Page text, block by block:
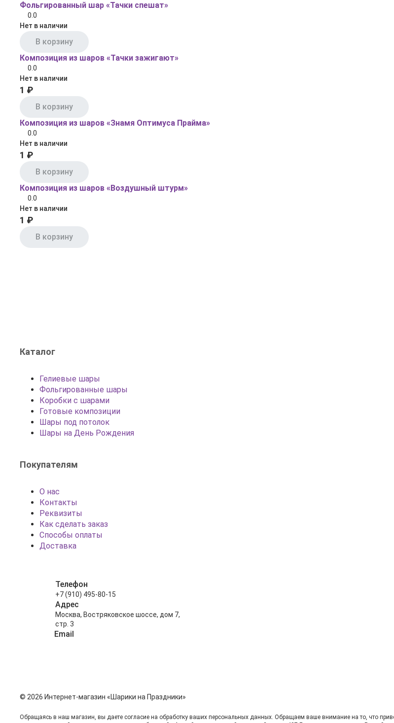
Фольгированный шар «Тачки спешат»
0.0
Нет в наличии
В корзину
Композиция из шаров «Тачки зажигают»
0.0
Нет в наличии
1 ₽
В корзину
Композиция из шаров «Знамя Оптимуса Прайма»
0.0
Нет в наличии
1 ₽
В корзину
Композиция из шаров «Воздушный штурм»
0.0
Нет в наличии
1 ₽
В корзину
Каталог
Гелиевые шары
Фольгированные шары
Коробки с шарами
Готовые композиции
Шары под потолок
Шары на День Рождения
Покупателям
О нас
Контакты
Реквизиты
Как сделать заказ
Способы оплаты
Доставка
Телефон
+7 (910) 495-80-15
Адрес
Москва, Востряковское шоссе, дом 7,
стр. 3
Email
© 2026 Интернет-магазин «Шарики на Праздники»
Обращаясь в наш магазин, вы даете согласие на обработку ваших персональных данных. Oбращаем вaше внимaние нa то, что